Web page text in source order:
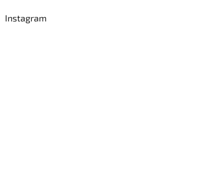
Instagram